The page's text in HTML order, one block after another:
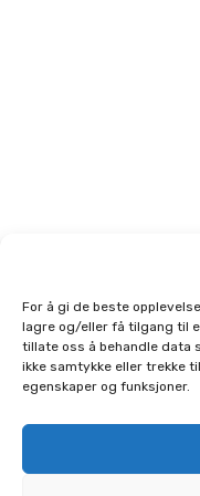
For å gi de beste
lagre og/eller få tilgang til
tillate oss å behandle data
ikke samtykke eller trekke
egenskaper og funksjoner.